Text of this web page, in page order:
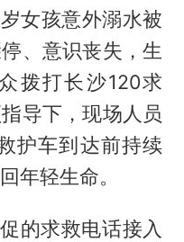
女孩意外溺水被
、意识丧失，生
拨打长沙120求
导下，现场人员
护车到达前持续
年轻生命。
的求救电话接入